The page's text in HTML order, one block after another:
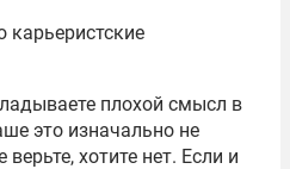
карьеристские
плохой смысл в
это изначально не
хотите нет. Если и